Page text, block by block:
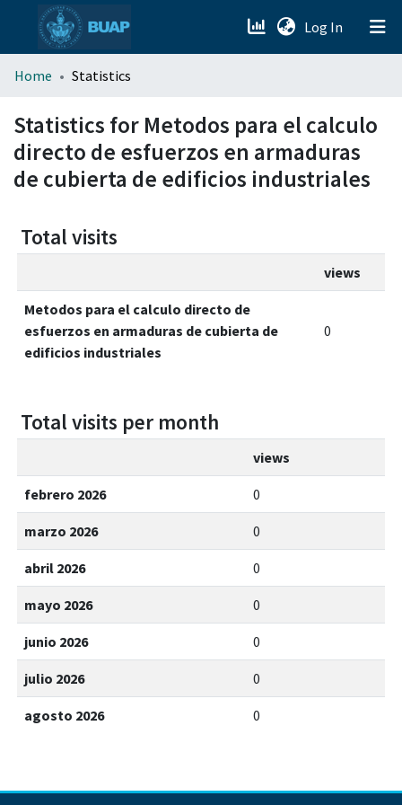
Log In (current)
menu.section.about_menu
All of DSpace
Home Statistics
Statistics for Metodos para el calculo
directo de esfuerzos en armaduras
de cubierta de edificios industriales
Total visits
views
Metodos para el calculo directo de
esfuerzos en armaduras de cubierta de
edificios industriales
0
Total visits per month
views
febrero 2026 0
marzo 2026 0
abril 2026 0
mayo 2026 0
junio 2026 0
julio 2026 0
agosto 2026 0